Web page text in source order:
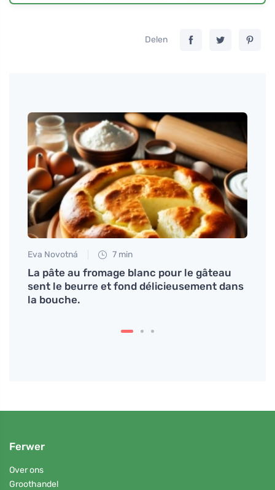
Delen
Eva Novotná 7 min
La pâte au fromage blanc pour le gâteau
sent le beurre et fond délicieusement dans
la bouche.
Ferwer
Over ons
Groothandel